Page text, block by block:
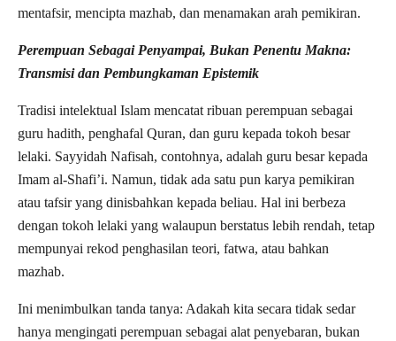
mentafsir, mencipta mazhab, dan menamakan arah pemikiran.
Perempuan Sebagai Penyampai, Bukan Penentu Makna:
Transmisi dan Pembungkaman Epistemik
Tradisi intelektual Islam mencatat ribuan perempuan sebagai
guru hadith, penghafal Quran, dan guru kepada tokoh besar
lelaki. Sayyidah Nafisah, contohnya, adalah guru besar kepada
Imam al-Shafi’i. Namun, tidak ada satu pun karya pemikiran
atau tafsir yang dinisbahkan kepada beliau. Hal ini berbeza
dengan tokoh lelaki yang walaupun berstatus lebih rendah, tetap
mempunyai rekod penghasilan teori, fatwa, atau bahkan
mazhab.
Ini menimbulkan tanda tanya: Adakah kita secara tidak sedar
hanya mengingati perempuan sebagai alat penyebaran, bukan